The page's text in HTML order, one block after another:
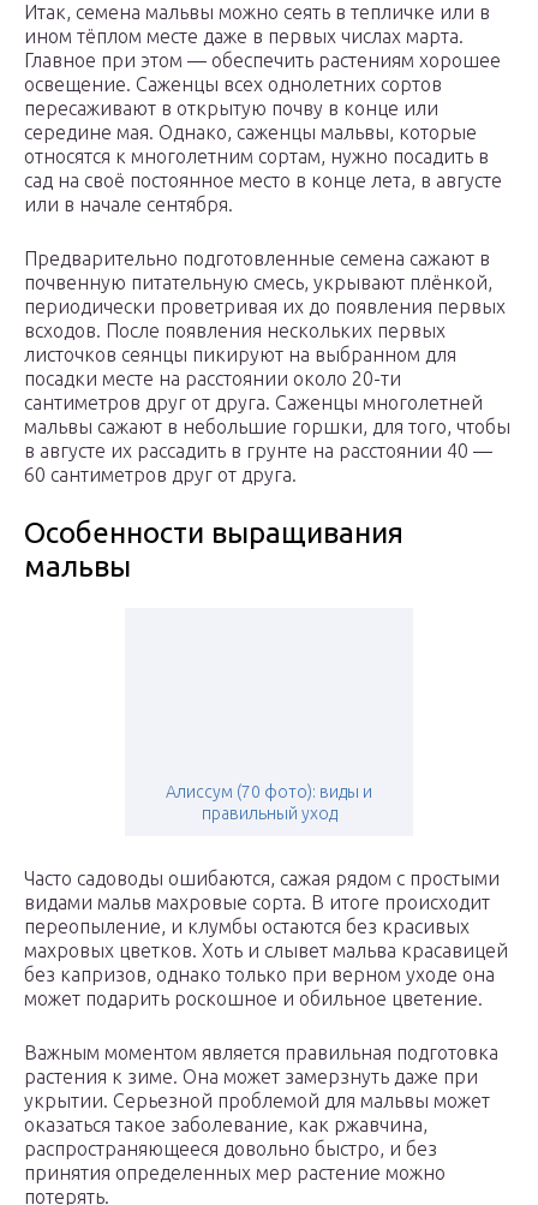
Итак, семена мальвы можно сеять в тепличке или в
ином тёплом месте даже в первых числах марта.
Главное при этом — обеспечить растениям хорошее
освещение. Саженцы всех однолетних сортов
пересаживают в открытую почву в конце или
середине мая. Однако, саженцы мальвы, которые
относятся к многолетним сортам, нужно посадить в
сад на своё постоянное место в конце лета, в августе
или в начале сентября.
Предварительно подготовленные семена сажают в
почвенную питательную смесь, укрывают плёнкой,
периодически проветривая их до появления первых
всходов. После появления нескольких первых
листочков сеянцы пикируют на выбранном для
посадки месте на расстоянии около 20-ти
сантиметров друг от друга. Саженцы многолетней
мальвы сажают в небольшие горшки, для того, чтобы
в августе их рассадить в грунте на расстоянии 40 —
60 сантиметров друг от друга.
Особенности выращивания
мальвы
Алиссум (70 фото): виды и
правильный уход
Часто садоводы ошибаются, сажая рядом с простыми
видами мальв махровые сорта. В итоге происходит
переопыление, и клумбы остаются без красивых
махровых цветков. Хоть и слывет мальва красавицей
без капризов, однако только при верном уходе она
может подарить роскошное и обильное цветение.
Важным моментом является правильная подготовка
растения к зиме. Она может замерзнуть даже при
укрытии. Серьезной проблемой для мальвы может
оказаться такое заболевание, как ржавчина,
распространяющееся довольно быстро, и без
принятия определенных мер растение можно
потерять.